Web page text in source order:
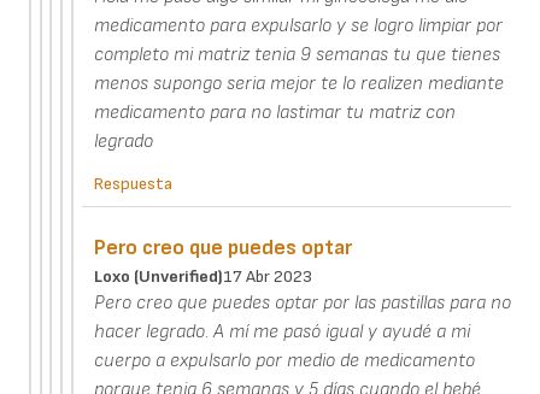
medicamento para expulsarlo y se logro limpiar por
completo mi matriz tenia 9 semanas tu que tienes
menos supongo seria mejor te lo realizen mediante
medicamento para no lastimar tu matriz con
legrado
Respuesta
Pero creo que puedes optar
Loxo (unverified)17 Abr 2023
Pero creo que puedes optar por las pastillas para no
hacer legrado. A mí me pasó igual y ayudé a mi
cuerpo a expulsarlo por medio de medicamento